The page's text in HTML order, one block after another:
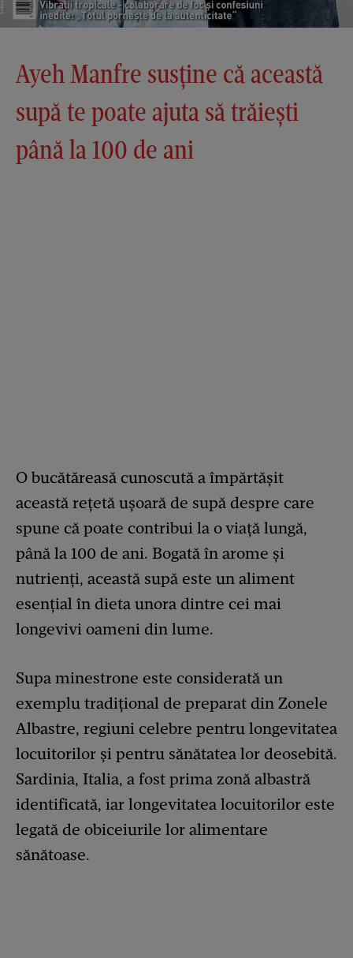
Ayeh Manfre susține că această
supă te poate ajuta să trăiești
până la 100 de ani
O bucătăreasă cunoscută a împărtășit
această rețetă ușoară de supă despre care
spune că poate contribui la o viață lungă,
până la 100 de ani. Bogată în arome și
nutrienți, această supă este un aliment
esențial în dieta unora dintre cei mai
longevivi oameni din lume.
Supa minestrone este considerată un
exemplu tradițional de preparat din Zonele
Albastre, regiuni celebre pentru longevitatea
locuitorilor și pentru sănătatea lor deosebită.
Sardinia, Italia, a fost prima zonă albastră
identificată, iar longevitatea locuitorilor este
legată de obiceiurile lor alimentare
sănătoase.